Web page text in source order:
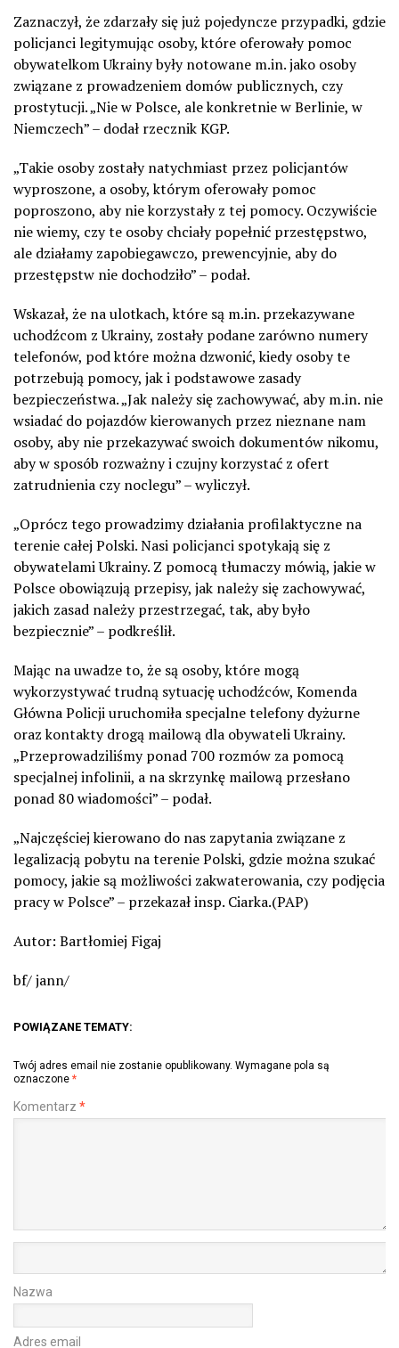
Zaznaczył, że zdarzały się już pojedyncze przypadki, gdzie
policjanci legitymując osoby, które oferowały pomoc
obywatelkom Ukrainy były notowane m.in. jako osoby
związane z prowadzeniem domów publicznych, czy
prostytucji. „Nie w Polsce, ale konkretnie w Berlinie, w
Niemczech” – dodał rzecznik KGP.
„Takie osoby zostały natychmiast przez policjantów
wyproszone, a osoby, którym oferowały pomoc
poproszono, aby nie korzystały z tej pomocy. Oczywiście
nie wiemy, czy te osoby chciały popełnić przestępstwo,
ale działamy zapobiegawczo, prewencyjnie, aby do
przestępstw nie dochodziło” – podał.
Wskazał, że na ulotkach, które są m.in. przekazywane
uchodźcom z Ukrainy, zostały podane zarówno numery
telefonów, pod które można dzwonić, kiedy osoby te
potrzebują pomocy, jak i podstawowe zasady
bezpieczeństwa. „Jak należy się zachowywać, aby m.in. nie
wsiadać do pojazdów kierowanych przez nieznane nam
osoby, aby nie przekazywać swoich dokumentów nikomu,
aby w sposób rozważny i czujny korzystać z ofert
zatrudnienia czy noclegu” – wyliczył.
„Oprócz tego prowadzimy działania profilaktyczne na
terenie całej Polski. Nasi policjanci spotykają się z
obywatelami Ukrainy. Z pomocą tłumaczy mówią, jakie w
Polsce obowiązują przepisy, jak należy się zachowywać,
jakich zasad należy przestrzegać, tak, aby było
bezpiecznie” – podkreślił.
Mając na uwadze to, że są osoby, które mogą
wykorzystywać trudną sytuację uchodźców, Komenda
Główna Policji uruchomiła specjalne telefony dyżurne
oraz kontakty drogą mailową dla obywateli Ukrainy.
„Przeprowadziliśmy ponad 700 rozmów za pomocą
specjalnej infolinii, a na skrzynkę mailową przesłano
ponad 80 wiadomości” – podał.
„Najczęściej kierowano do nas zapytania związane z
legalizacją pobytu na terenie Polski, gdzie można szukać
pomocy, jakie są możliwości zakwaterowania, czy podjęcia
pracy w Polsce” – przekazał insp. Ciarka.(PAP)
Autor: Bartłomiej Figaj
bf/ jann/
POWIĄZANE TEMATY:
Twój adres email nie zostanie opublikowany. Wymagane pola są
oznaczone *
Komentarz *
Nazwa
Adres email